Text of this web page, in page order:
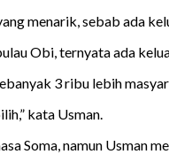
menarik, sebab ada
Obi, ternyata ada
3 ribu lebih
kata Usman.
Soma, namun Usman